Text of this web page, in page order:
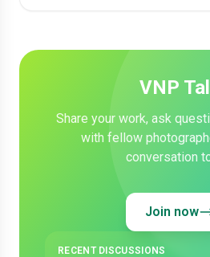
VNP
Share your work, ask
with fellow
conversation
Join now
RECENT DISCUSSIONS